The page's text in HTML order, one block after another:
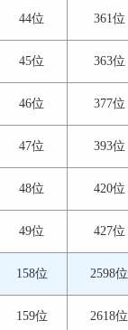
44位 361位
45位 363位
46位 377位
47位 393位
48位 420位
49位 427位
158位 2598位
159位 2618位